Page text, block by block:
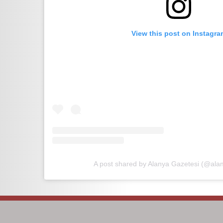
View this post on
A post shared by Alanya Gazetesi